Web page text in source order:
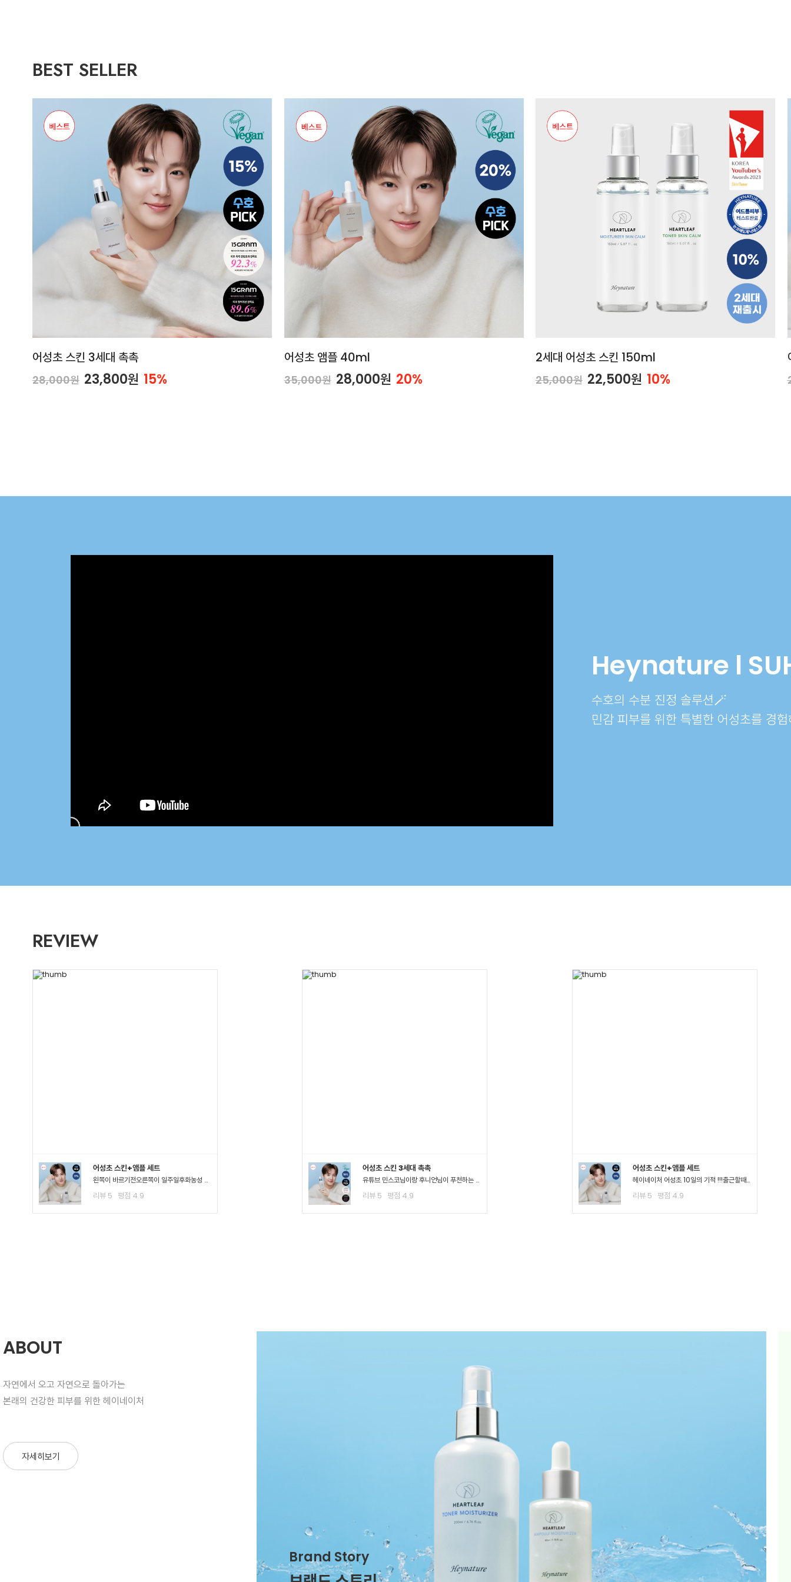
BEST SELLER
어성초 스킨 3세대 촉촉
28,000원 23,800원 15%
어성초 앰플 40ml
35,000원 28,000원 20%
2세대 어성초 스킨 150ml
25,000원 22,500원 10%
Heynature l
수호의 수분 진정 솔루션🪄
민감 피부를 위한 특별한 어성초를 경
REVIEW
어성초 스킨+앰플 세트
왼쪽이 바르기전오른쪽이 일주일후화농성 여드*이 진짜 많이 진정되고 여드*때문에 피부가 아픈정도 였는데 이제 아픈게 없어져서 너무 좋아요ㅠㅠ왠만한 여드*에 좋다는거는 다 써봤는데 이렇게 효과가..
리뷰 5 평점 4.9
어성초 스킨 3세대 촉촉
유튜브 민스코님이랑 후니언님이 푸천하는 공병템이라서 큰 맘먹고 샀는데요!! 진정이 되는 거 같아요!! 좁*여드*이 많이 진정된 걸 느끼고요 스킨팩을 해주고 잤을 때 가장 큰 효과를 느꼈어요3일차까지..
리뷰 5 평점 4.9
어성초 스킨+앰플 세트
헤이네이처 어성초 10일의 기적 !!!출근할때나 평소 밖에서 다닐때도 계속 마스크를 사용하다보니.. 피부가 나아질 기*가 안보였어요ㅠㅠ 첫날 피부 보시면 다들 아시겠지만 너무 심해서 거울보기도 싫을..
리뷰 5 평점 4.9
ABOUT
자연에서 오고 자연으로 돌아가는
본래의 건강한 피부를 위한 헤이네이처
자세히보기
Brand Story